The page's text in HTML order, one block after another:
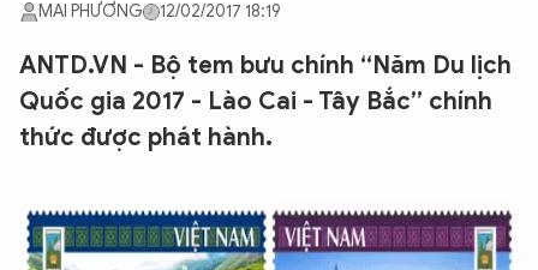
MAI PHƯƠNG 12/02/2017 18:19
ANTD.VN - Bộ tem bưu chính “Năm Du lịch
Quốc gia 2017 - Lào Cai - Tây Bắc” chính
thức được phát hành.